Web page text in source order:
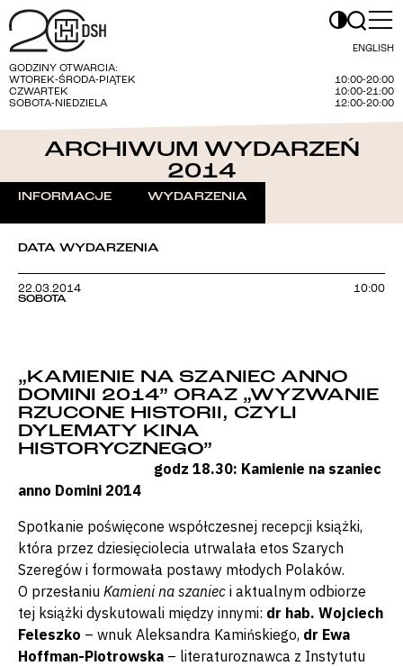
ENGLISH
GODZINY OTWARCIA:
WTOREK-ŚRODA-PIĄTEK
10:00-20:00
CZWARTEK
10:00-21:00
SOBOTA-NIEDZIELA
12:00-20:00
ARCHIWUM WYDARZEŃ
2014
INFORMACJE WYDARZENIA
DATA WYDARZENIA
22.03.2014
SOBOTA
10:00
„KAMIENIE NA SZANIEC ANNO
DOMINI 2014” ORAZ „WYZWANIE
RZUCONE HISTORII, CZYLI
DYLEMATY KINA
HISTORYCZNEGO”
godz 18.30: Kamienie na szaniec
anno Domini 2014
Spotkanie poświęcone współczesnej recepcji książki,
która przez dziesięciolecia utrwalała etos Szarych
Szeregów i formowała postawy młodych Polaków.
O przesłaniu Kamieni na szaniec i aktualnym odbiorze
tej książki dyskutowali między innymi: dr hab. Wojciech
Feleszko – wnuk Aleksandra Kamińskiego, dr Ewa
Hoffman-Piotrowska – literaturoznawca z Instytutu